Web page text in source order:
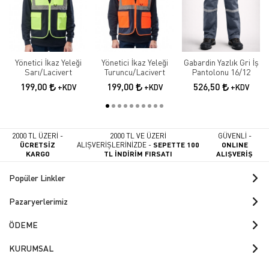
Yönetici İkaz Yeleği
Sarı/Lacivert
199,00 +KDV
Yönetici İkaz Yeleği
Turuncu/Lacivert
199,00 +KDV
Gabardin Yazlık Gri İş
Pantolonu 16/12
526,50 +KDV
2000 TL ÜZERİ -
ÜCRETSİZ
KARGO
2000 TL VE ÜZERİ
ALIŞVERİŞLERİNİZDE -SEPETTE 100
TL İNDİRİM FIRSATI
GÜVENLİ -
ONLINE
ALIŞVERİŞ
Popüler Linkler
Pazaryerlerimiz
ÖDEME
KURUMSAL